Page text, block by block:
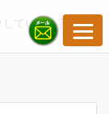
ている】英語視